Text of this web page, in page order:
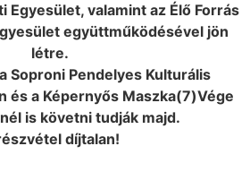
Egyesület, valamint az Élő Forrás
együttműködésével jön
létre.
Soproni Pendelyes Kulturális
és a Képernyős Maszka(7)Vége
is követni tudják majd.
díjtalan!